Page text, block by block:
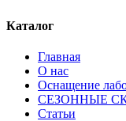
Каталог
Главная
О нас
Оснащение
СЕЗОННЫЕ
Статьи